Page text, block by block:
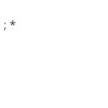
; *